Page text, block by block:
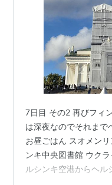
7日目 その2 再びフィ
は深夜なのでそれまで
お昼ごはん スオメン
ンキ中央図書館 ウク
ルシンキ空港からヘル